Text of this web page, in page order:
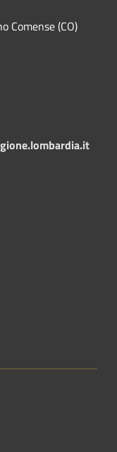
Comense (CO)